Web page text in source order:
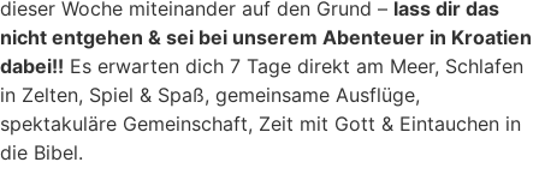
dieser Woche miteinander auf den Grund – lass dir das
nicht entgehen & sei bei unserem Abenteuer in Kroatien
dabei!! Es erwarten dich 7 Tage direkt am Meer, Schlafen
in Zelten, Spiel & Spaß, gemeinsame Ausflüge,
spektakuläre Gemeinschaft, Zeit mit Gott & Eintauchen in
die Bibel.